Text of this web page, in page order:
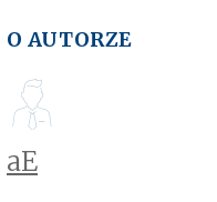
O AUTORZE
aE